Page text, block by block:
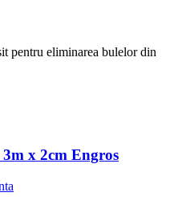
pentru eliminarea bulelor din
x 2cm Engros